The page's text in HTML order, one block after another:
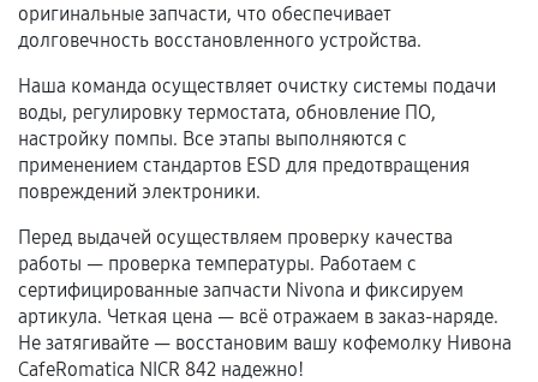
Обращение после окончания гарантийного
срока.
Программные сбои, если это не указано в
отдельных условиях.
Если комплектующие куплены
самостоятельно
Гарантия на выполненные работы может
сохраняться полностью или частично, если
соблюдены следующие условия:
оригинальные запчасти, что обеспечивает
долговечность восстановленного устройства.
Наша команда осуществляет очистку системы подачи
воды, регулировку термостата, обновление ПО,
настройку помпы. Все этапы выполняются с
применением стандартов ESD для предотвращения
повреждений электроники.
Перед выдачей осуществляем проверку качества
работы — проверка температуры. Работаем с
сертифицированные запчасти Nivona и фиксируем
артикула. Четкая цена — всё отражаем в заказ-наряде.
Не затягивайте — восстановим вашу кофемолку Нивона
CafeRomatica NICR 842 надежно!